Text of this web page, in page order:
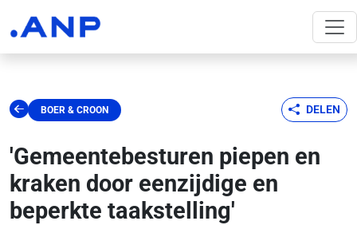
BOER & CROON DELEN
'Gemeentebesturen piepen en
kraken door eenzijdige en
beperkte taakstelling'